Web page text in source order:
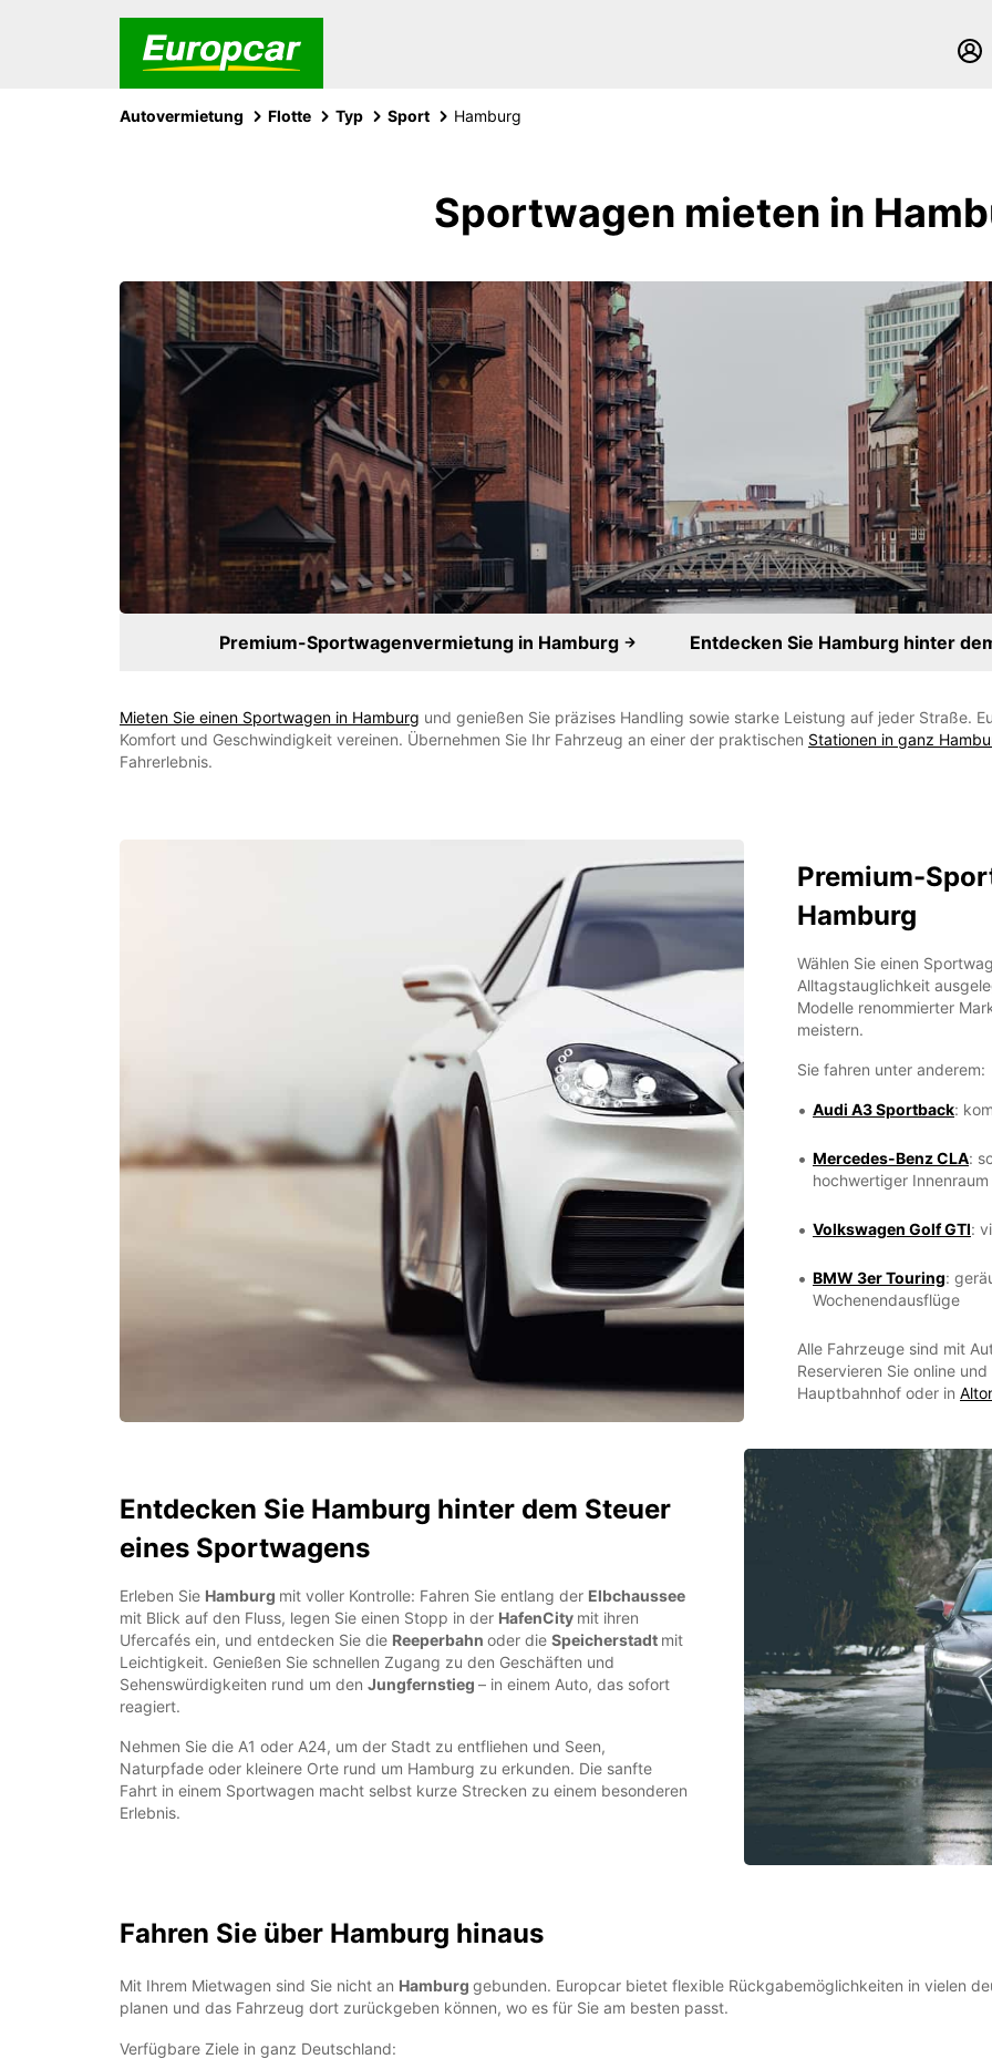
Autovermietung Flotte Typ Sport Hamburg
Sportwagen mieten in
Premium-Sportwagenvermietung in Hamburg Entdecken Sie Hamburg hinter
Mieten Sie einen Sportwagen in Hamburg und genießen Sie präzises Handling sowie starke Leistung auf jeder Straße.
Komfort und Geschwindigkeit vereinen. Übernehmen Sie Ihr Fahrzeug an einer der praktischen Stationen in ganz
Fahrerlebnis.
Premium-
Hamburg
Wählen Sie einen
Alltagstauglichkeit
Modelle renommierter
meistern.
Sie fahren unter anderem:
Audi A3 Sportback:
Mercedes-Benz CLA:
hochwertiger Innenraum
Volkswagen Golf GTI:
BMW 3er Touring:
Wochenendausflüge
Alle Fahrzeuge sind mit
Reservieren Sie online
Hauptbahnhof oder in
Entdecken Sie Hamburg hinter dem Steuer
eines Sportwagens
Erleben Sie Hamburg mit voller Kontrolle: Fahren Sie entlang der Elbchaussee
mit Blick auf den Fluss, legen Sie einen Stopp in der HafenCity mit ihren
Ufercafés ein, und entdecken Sie die Reeperbahn oder die Speicherstadt mit
Leichtigkeit. Genießen Sie schnellen Zugang zu den Geschäften und
Sehenswürdigkeiten rund um den Jungfernstieg – in einem Auto, das sofort
reagiert.
Nehmen Sie die A1 oder A24, um der Stadt zu entfliehen und Seen,
Naturpfade oder kleinere Orte rund um Hamburg zu erkunden. Die sanfte
Fahrt in einem Sportwagen macht selbst kurze Strecken zu einem besonderen
Erlebnis.
Fahren Sie über Hamburg hinaus
Mit Ihrem Mietwagen sind Sie nicht an Hamburg gebunden. Europcar bietet flexible Rückgabemöglichkeiten in vielen
planen und das Fahrzeug dort zurückgeben können, wo es für Sie am besten passt.
Verfügbare Ziele in ganz Deutschland: